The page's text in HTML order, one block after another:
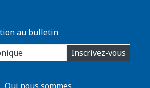
au bulletin
Inscrivez-vous